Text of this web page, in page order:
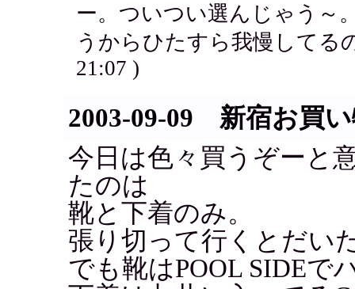
ー。ついつい選んじゃう～
うからひたすら我慢してる
21:07 )
2003-09-09 新宿お買
今日は色々買うぞーと
たのは
靴と下着のみ。
張り切って行くとだい
でも靴はPOOL SIDEで